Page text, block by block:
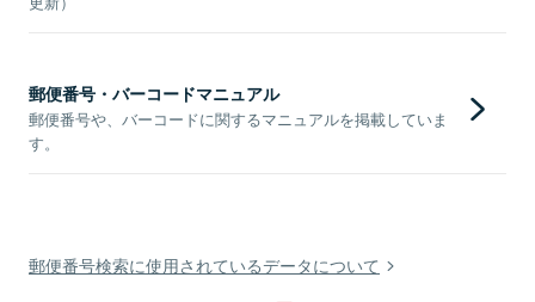
郵便番号・バーコードマニュアル
郵便番号や、バーコードに関するマニュアルを掲載していま
す。
郵便番号検索に使用されているデータについて